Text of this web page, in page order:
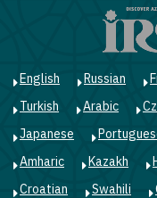
English Russian
Turkish
Arabic
Japanese
Amharic
Kazakh
Croatian
Swahili